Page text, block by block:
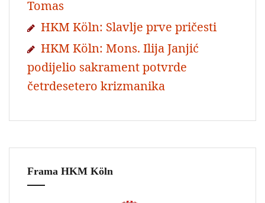
Tomas
HKM Köln: Slavlje prve pričesti
HKM Köln: Mons. Ilija Janjić
podijelio sakrament potvrde
četrdesetero krizmanika
Frama HKM Köln